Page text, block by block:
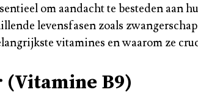
om aandacht te besteden aan
levensfasen zoals
vitamines en waarom ze
B9)